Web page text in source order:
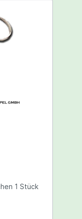
Schlüsselanhänger mit Fläschchen 1 Stück